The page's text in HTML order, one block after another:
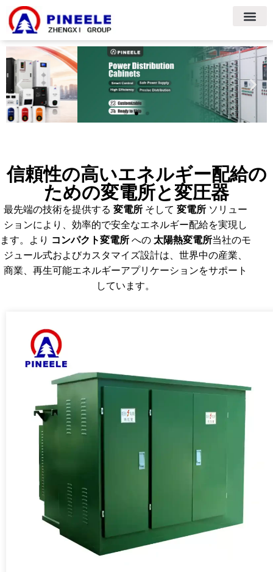
信頼性の高いエネルギー配給の
ための変電所と変圧器
最先端の技術を提供する変電所 そして変電所 ソリュー
ションにより、効率的で安全なエネルギー配給を実現し
ます。より コンパクト変電所 への 太陽熱変電所当社のモ
ジュール式およびカスタマイズ設計は、世界中の産業、
商業、再生可能エネルギーアプリケーションをサポート
しています。